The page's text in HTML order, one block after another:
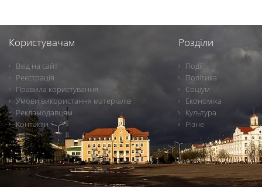
Користувачам
Вхід на сайт
Реєстрація
Правила користування
Умови використання матеріалів
Рекламодавцям
Контакти
Розділи
Події
Політика
Соціум
Економіка
Культура
Різне